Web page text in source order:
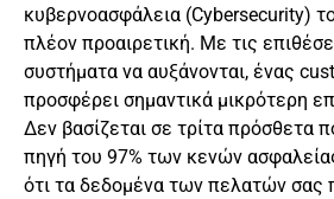
κυβερνοασφάλεια (Cybersecurity)
πλέον προαιρετική. Με τις
συστήματα να αυξάνονται, ένας
προσφέρει σημαντικά μικρότερη
Δεν βασίζεται σε τρίτα πρόσθετα
πηγή του 97% των κενών
ότι τα δεδομένα των πελατών σας